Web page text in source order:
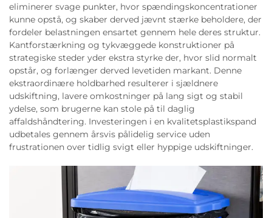
eliminerer svage punkter, hvor spændingskoncentrationer
kunne opstå, og skaber derved jævnt stærke beholdere, der
fordeler belastningen ensartet gennem hele deres struktur.
Kantforstærkning og tykvæggede konstruktioner på
strategiske steder yder ekstra styrke der, hvor slid normalt
opstår, og forlænger derved levetiden markant. Denne
ekstraordinære holdbarhed resulterer i sjældnere
udskiftning, lavere omkostninger på lang sigt og stabil
ydelse, som brugerne kan stole på til daglig
affaldshåndtering. Investeringen i en kvalitetsplastikspand
udbetales gennem årsvis pålidelig service uden
frustrationen over tidlig svigt eller hyppige udskiftninger.